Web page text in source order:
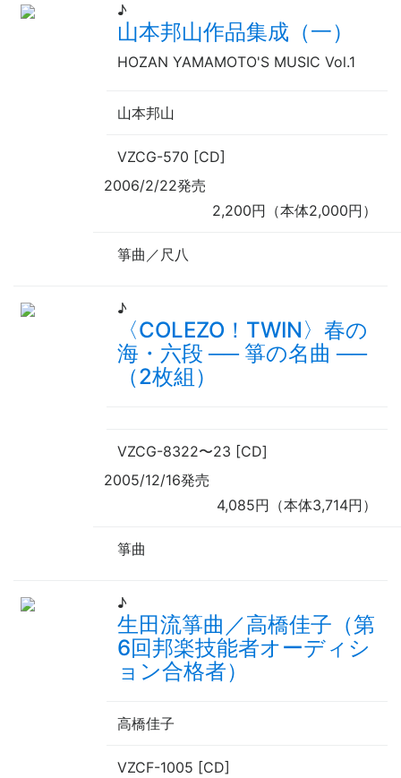
♪
山本邦山作品集成（一）
HOZAN YAMAMOTO'S MUSIC Vol.1
山本邦山
VZCG-570 [CD]
2006/2/22発売
2,200円（本体2,000円）
箏曲／尺八
♪
〈COLEZO！TWIN〉春の
海・六段──箏の名曲──
（2枚組）
VZCG-8322〜23 [CD]
2005/12/16発売
4,085円（本体3,714円）
箏曲
♪
生田流箏曲／高橋佳子（第
6回邦楽技能者オーディシ
ョン合格者）
高橋佳子
VZCF-1005 [CD]